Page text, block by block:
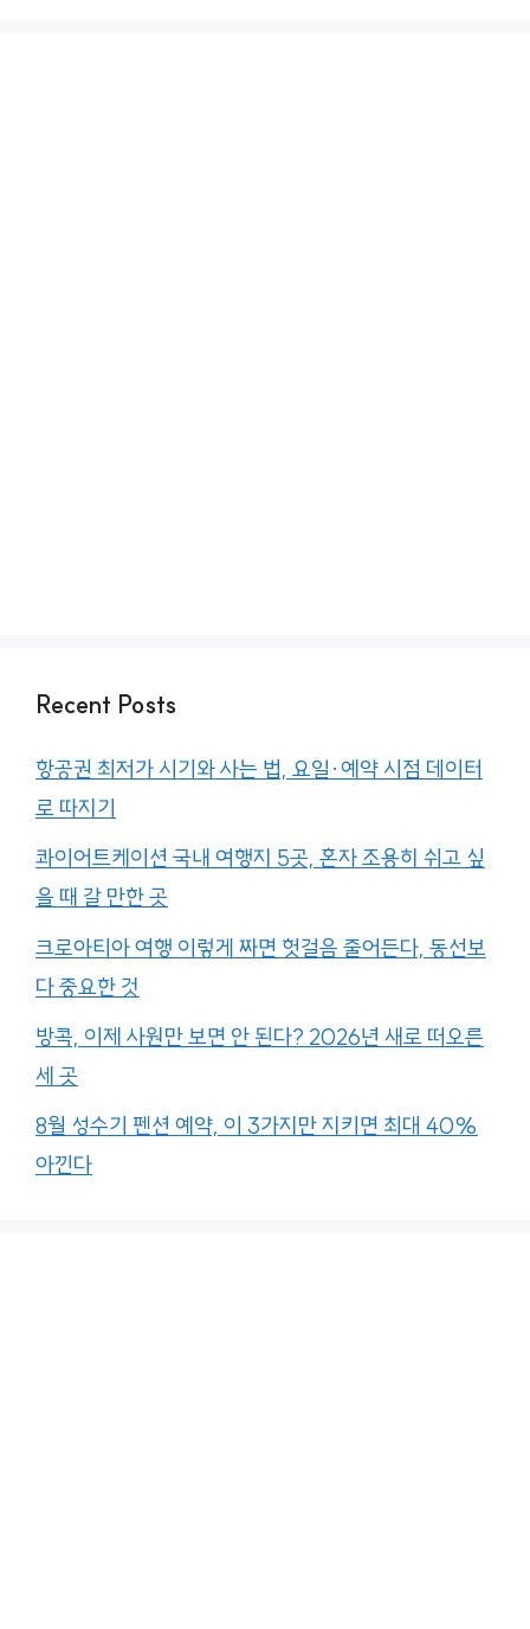
Recent Posts
항공권 최저가 시기와 사는 법, 요일·예약 시점 데이터
로 따지기
콰이어트케이션 국내 여행지 5곳, 혼자 조용히 쉬고 싶
을 때 갈 만한 곳
크로아티아 여행 이렇게 짜면 헛걸음 줄어든다, 동선보
다 중요한 것
방콕, 이제 사원만 보면 안 된다? 2026년 새로 떠오른
세 곳
8월 성수기 펜션 예약, 이 3가지만 지키면 최대 40%
아낀다